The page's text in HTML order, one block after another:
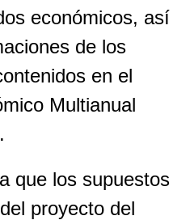
económicos, así
de los
en el
Multianual
que los supuestos
proyecto del